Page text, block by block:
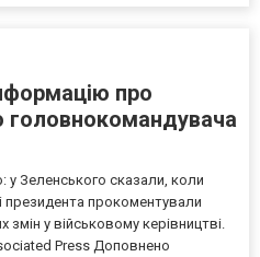
про
головнокомандувача
у Зеленського сказали, коли
президента прокоментували
у військовому керівництві.
Press Доповнено